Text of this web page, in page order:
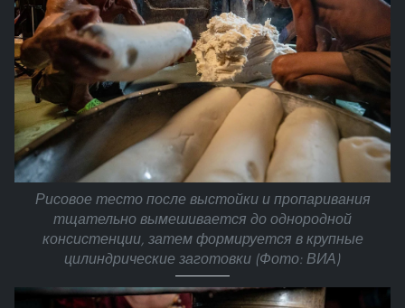
Рисовое тесто после выстойки и пропаривания
тщательно вымешивается до однородной
консистенции, затем формируется в крупные
цилиндрические заготовки (Фото: ВИА)